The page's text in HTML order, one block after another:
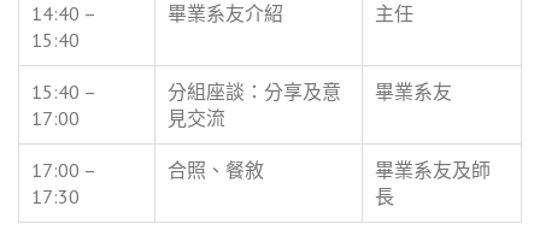
14:40 –
15:40
畢業系友介紹 主任
15:40 –
17:00
分組座談：分享及意
見交流
畢業系友
17:00 –
17:30
合照、餐敘
畢業系友及師
長